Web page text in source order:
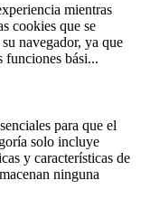
mientras
cookies que se
navegador, ya que
funciones bási...
para que el
solo incluye
y características de
ninguna